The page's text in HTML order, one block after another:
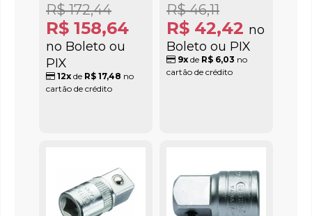
R$ 158,64
no Boleto ou
PIX
R$ 172,44
12x de R$ 17,48 no
cartão de crédito
R$ 42,42 no
Boleto ou PIX
R$ 46,11
9xde R$ 6,03 no
cartão de crédito